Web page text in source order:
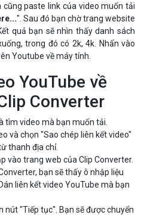
paste link của video muốn tải
". Sau đó bạn chờ trang website
quả bạn sẽ nhìn thấy danh sách
trong đó có 2k, 4k. Nhấn vào
Youtube về máy tính.
YouTube về
Converter
tìm video mà bạn muốn tải.
và chọn "Sao chép liên kết video"
thanh địa chỉ.
vào trang web của Clip Converter.
bạn sẽ thấy ô nhập liệu
liên kết video YouTube mà bạn
nút "Tiếp tục". Bạn sẽ được chuyển